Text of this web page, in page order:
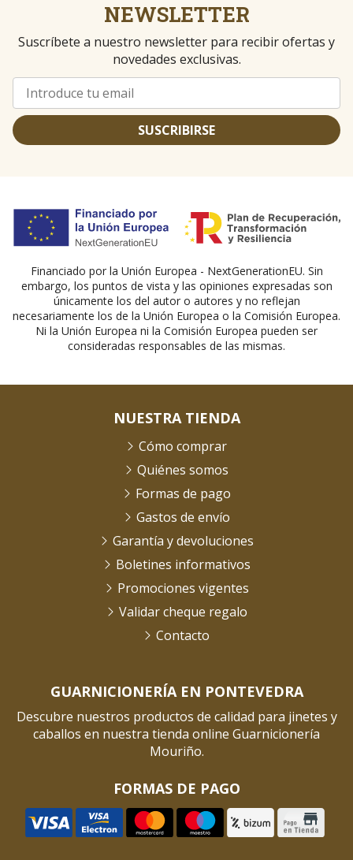
NEWSLETTER
Suscríbete a nuestro newsletter para recibir ofertas y
novedades exclusivas.
SUSCRIBIRSE
Financiado por la Unión Europea - NextGenerationEU. Sin
embargo, los puntos de vista y las opiniones expresadas son
únicamente los del autor o autores y no reflejan
necesariamente los de la Unión Europea o la Comisión Europea.
Ni la Unión Europea ni la Comisión Europea pueden ser
consideradas responsables de las mismas.
GUARNICIONERÍA EN PONTEVEDRA
Descubre nuestros productos de calidad para jinetes y
caballos en nuestra tienda online Guarnicionería
Mouriño.
FORMAS DE PAGO
NUESTRA TIENDA
Cómo comprar
Quiénes somos
Formas de pago
Gastos de envío
Garantía y devoluciones
Boletines informativos
Promociones vigentes
Validar cheque regalo
Contacto